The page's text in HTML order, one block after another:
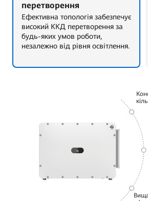
перетворення
Ефективна топологія забезпечує
високий ККД перетворення за
будь-яких умов роботи,
незалежно від рівня освітлення.